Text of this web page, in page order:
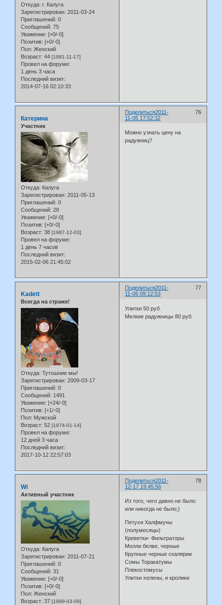
Откуда: г. Калуга
Зарегистрирован: 2011-03-24
Приглашений: 0
Сообщений: 75
Уважение: [+0/-0]
Позитив: [+0/-0]
Пол: Женский
Возраст: 44 [1981-11-17]
Провел на форуме:
1 день 3 часа
Последний визит:
2014-07-16 02:10:33
Поделиться 76
2011-
11-05 17:52:32
Катерина
Участник
Откуда: Калуга
Зарегистрирован: 2011-05-13
Приглашений: 0
Сообщений: 28
Уважение: [+0/-0]
Позитив: [+0/-0]
Возраст: 38 [1987-12-03]
Провел на форуме:
1 день 7 часов
Последний визит:
2015-02-06 21:45:02
Можно узнать цену на
радужниц?
Поделиться 77
2011-
11-06 09:12:53
Kadett
Всегда на страже!
Откуда: Тутошние мы!
Зарегистрирован: 2009-03-17
Приглашений: 0
Сообщений: 1491
Уважение: [+24/-0]
Позитив: [+1/-0]
Пол: Мужской
Возраст: 52 [1974-01-14]
Провел на форуме:
12 дней 3 часа
Последний визит:
2017-10-12 22:57:03
Улитки 50 руб.
Мелкие радужницы 80 руб.
Поделиться 78
2011-
12-17 19:45:56
Wi
Активный участник
Откуда: Калуга
Зарегистрирован: 2011-07-21
Приглашений: 0
Сообщений: 31
Уважение: [+0/-0]
Позитив: [+0/-0]
Пол: Женский
Возраст: 37 [1989-03-09]
Из того, чего давно не было:
или никогда не было;)
Петухи Халфмуны
(полумесяцы)
Креветки- Фильтраторы
Молли белве, черные
Крупные черные скалярии
Сомы Торакатумы
Плекостомусы
Улитки хелены, и кролики